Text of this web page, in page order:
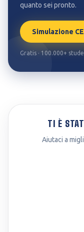
quanto sei pronto.
Simulazione
Gratis · 100.000+
TI È
Aiutaci a